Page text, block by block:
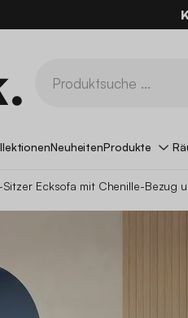
AUF
NeuheitenProdukte
Sitzer Ecksofa mit Chenille-Bezug